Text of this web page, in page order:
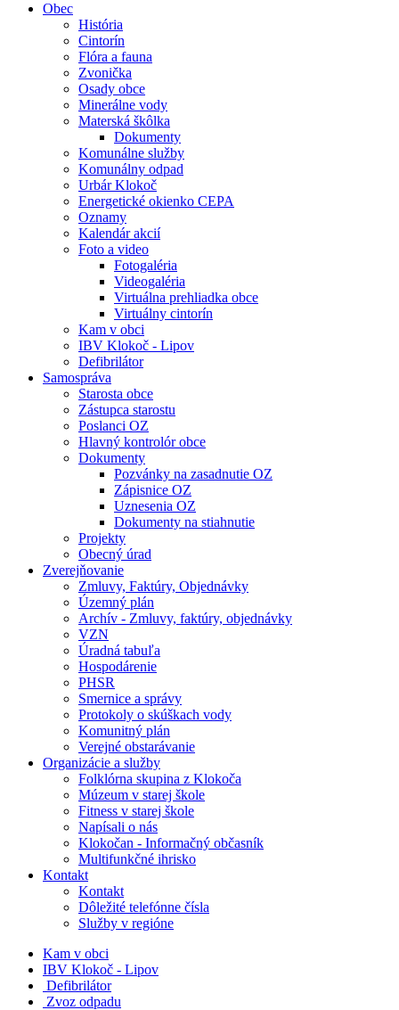
Obec
História
Cintorín
Flóra a fauna
Zvonička
Osady obce
Minerálne vody
Materská škôlka
Dokumenty
Komunálne služby
Komunálny odpad
Urbár Klokoč
Energetické okienko CEPA
Oznamy
Kalendár akcií
Foto a video
Fotogaléria
Videogaléria
Virtuálna prehliadka obce
Virtuálny cintorín
Kam v obci
IBV Klokoč - Lipov
Defibrilátor
Samospráva
Starosta obce
Zástupca starostu
Poslanci OZ
Hlavný kontrolór obce
Dokumenty
Pozvánky na zasadnutie OZ
Zápisnice OZ
Uznesenia OZ
Dokumenty na stiahnutie
Projekty
Obecný úrad
Zverejňovanie
Zmluvy, Faktúry, Objednávky
Územný plán
Archív - Zmluvy, faktúry, objednávky
VZN
Úradná tabuľa
Hospodárenie
PHSR
Smernice a správy
Protokoly o skúškach vody
Komunitný plán
Verejné obstarávanie
Organizácie a služby
Folklórna skupina z Klokoča
Múzeum v starej škole
Fitness v starej škole
Napísali o nás
Klokočan - Informačný občasník
Multifunkčné ihrisko
Kontakt
Kontakt
Dôležité telefónne čísla
Služby v regióne
Kam v obci
IBV Klokoč - Lipov
Defibrilátor
Zvoz odpadu